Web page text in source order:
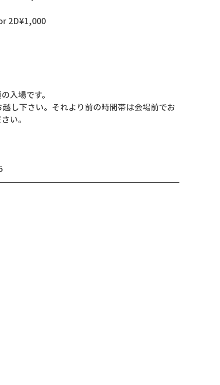
2D¥1,000
入場です。
し下さい。それより前の時間帯は会場前でお
い。